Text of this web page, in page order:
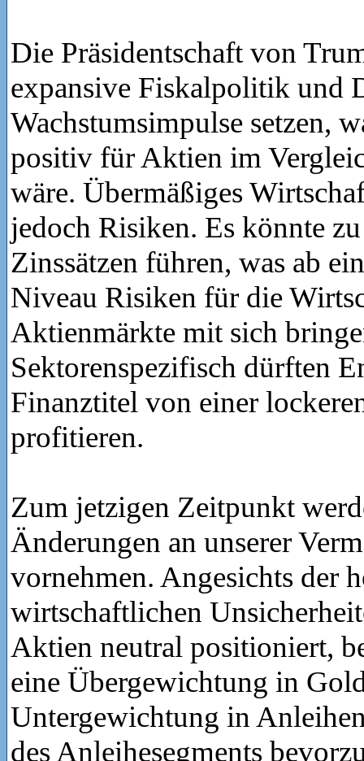
Die Präsidentschaft von
expansive Fiskalpolitik und
Wachstumsimpulse setzen,
positiv für Aktien im
wäre. Übermäßiges
jedoch Risiken. Es könnte
Zinssätzen führen, was ab
Niveau Risiken für die
Aktienmärkte mit sich
Sektorenspezifisch dürften
Finanztitel von einer
profitieren.
Zum jetzigen Zeitpunkt
Änderungen an unserer
vornehmen. Angesichts der
wirtschaftlichen
Aktien neutral positioniert,
eine Übergewichtung in
Untergewichtung in
des Anleihesegments